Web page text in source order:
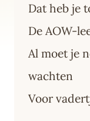
Dat heb je
De AOW-
Al moet je
wachten
Voor